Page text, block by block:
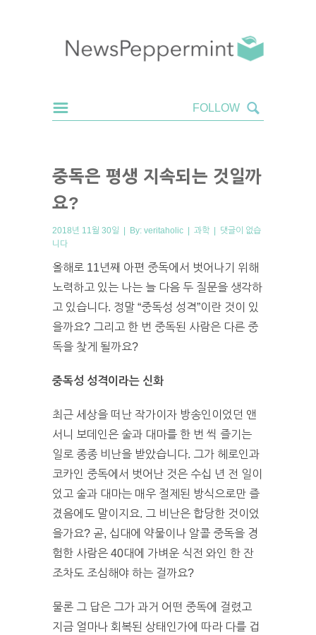
중독은 평생 지속되는 것일까
요?
2018년 11월 30일 | By: veritaholic | 과학 | 댓글이 없습
니다
올해로 11년째 아편 중독에서 벗어나기 위해
노력하고 있는 나는 늘 다음 두 질문을 생각하
고 있습니다. 정말 “중독성 성격”이란 것이 있
을까요? 그리고 한 번 중독된 사람은 다른 중
독을 찾게 될까요?
중독성 성격이라는 신화
최근 세상을 떠난 작가이자 방송인이었던 앤
서니 보데인은 술과 대마를 한 번 씩 즐기는
일로 종종 비난을 받았습니다. 그가 헤로인과
코카인 중독에서 벗어난 것은 수십 년 전 일이
었고 술과 대마는 매우 절제된 방식으로만 즐
겼음에도 말이지요. 그 비난은 합당한 것이었
을가요? 곧, 십대에 약물이나 알콜 중독을 경
험한 사람은 40대에 가벼운 식전 와인 한 잔
조차도 조심해야 하는 걸까요?
물론 그 답은 그가 과거 어떤 중독에 걸렸고
지금 얼마나 회복된 상태인가에 따라 다를 겁